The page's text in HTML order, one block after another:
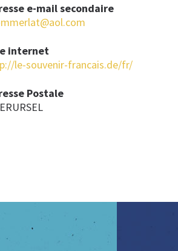
e-mail secondaire
internet
le-souvenir-francais.de/fr/
Postale